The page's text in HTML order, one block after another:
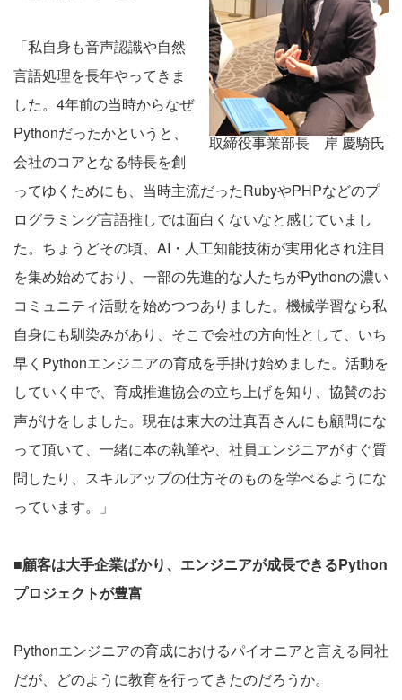
取締役事業部長 岸 慶騎氏
「私自身も音声認識や自然
言語処理を長年やってきま
した。4年前の当時からなぜ
Pythonだったかというと、
会社のコアとなる特長を創
ってゆくためにも、当時主流だったRubyやPHPなどのプ
ログラミング言語推しでは面白くないなと感じていまし
た。ちょうどその頃、AI・人工知能技術が実用化され注目
を集め始めており、一部の先進的な人たちがPythonの濃い
コミュニティ活動を始めつつありました。機械学習なら私
自身にも馴染みがあり、そこで会社の方向性として、いち
早くPythonエンジニアの育成を手掛け始めました。活動を
していく中で、育成推進協会の立ち上げを知り、協賛のお
声がけをしました。現在は東大の辻真吾さんにも顧問にな
って頂いて、一緒に本の執筆や、社員エンジニアがすぐ質
問したり、スキルアップの仕方そのものを学べるようにな
っています。」
■顧客は大手企業ばかり、エンジニアが成長できるPython
プロジェクトが豊富
Pythonエンジニアの育成におけるパイオニアと言える同社
だが、どのように教育を行ってきたのだろうか。